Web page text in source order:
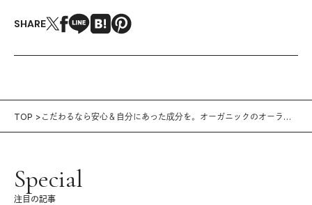
SHARE
TOP
こだわるなら安心＆自分にあった成分を。オーガニックのオーラル
Special
注目の記事